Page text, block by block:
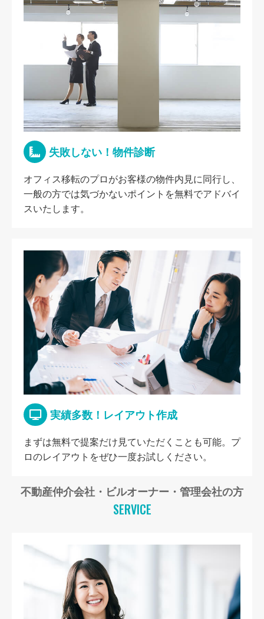
失敗しない！物件診断
オフィス移転のプロがお客様の物件内見に同行し、
一般の方では気づかないポイントを無料でアドバイ
スいたします。
実績多数！レイアウト作成
まずは無料で提案だけ見ていただくことも可能。プ
ロのレイアウトをぜひ一度お試しください。
不動産仲介会社・ビルオーナー・管理会社の方
SERVICE